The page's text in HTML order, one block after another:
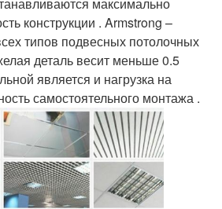
конструкции . Armstrong –
типов подвесных потолочных
деталь весит меньше 0.5
является и нагрузка на
самостоятельного монтажа .